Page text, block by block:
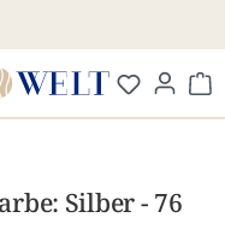
Silber - 76